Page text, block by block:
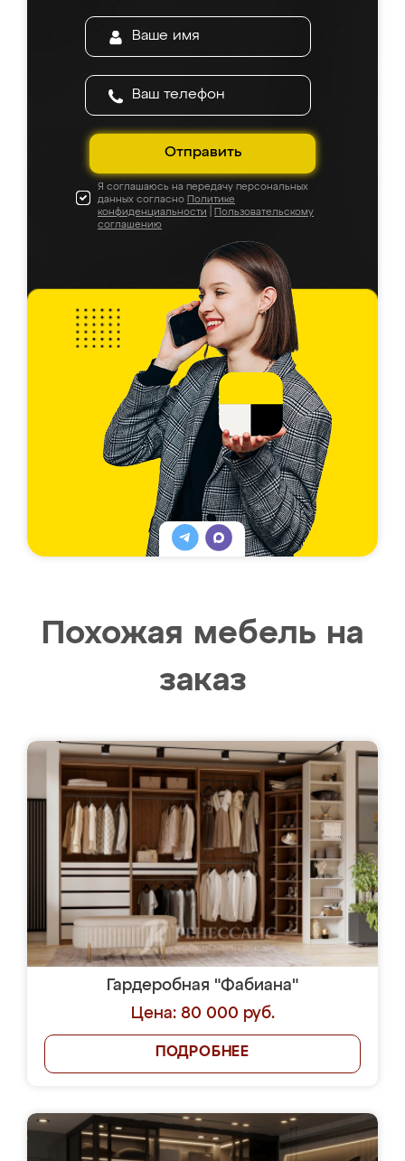
Отправить
Я соглашаюсь на передачу персональных
данных согласно Политике
конфиденциальности
Пользовательскому
соглашению
Похожая мебель на
заказ
Гардеробная "Фабиана"
Цена: 80 000 руб.
ПОДРОБНЕЕ